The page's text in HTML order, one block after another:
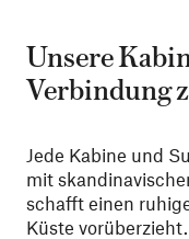
Unsere
Verbindung
Jede Kabine und
mit
schafft einen
Küste vorüberzieht.